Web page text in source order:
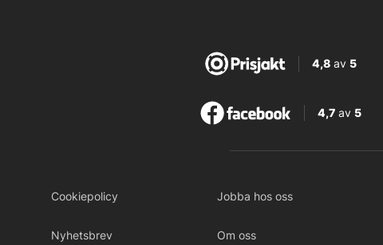
4,8 av5
4,7av 5
Cookiepolicy Jobba hos oss
Nyhetsbrev Om oss